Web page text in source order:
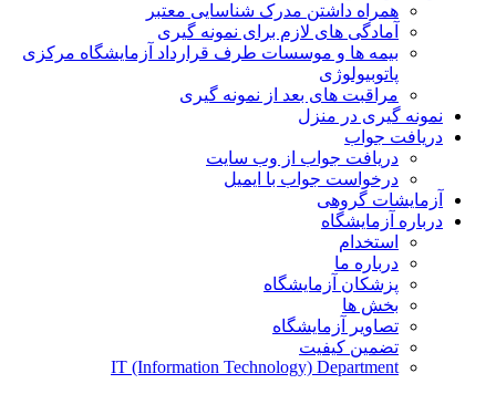
همراه داشتن مدرک شناسایی معتبر
آمادگی های لازم برای نمونه گیری
بیمه ها و موسسات طرف قرارداد آزمایشگاه مرکزی
پاتوبیولوژی
مراقبت های بعد از نمونه گیری
نمونه گیری در منزل
دریافت جواب
دریافت جواب از وب سایت
درخواست جواب با ایمیل
آزمایشات گروهی
درباره آزمایشگاه
استخدام
درباره ما
پزشکان آزمایشگاه
بخش ها
تصاویر آزمایشگاه
تضمین کیفیت
IT (Information Technology) Department